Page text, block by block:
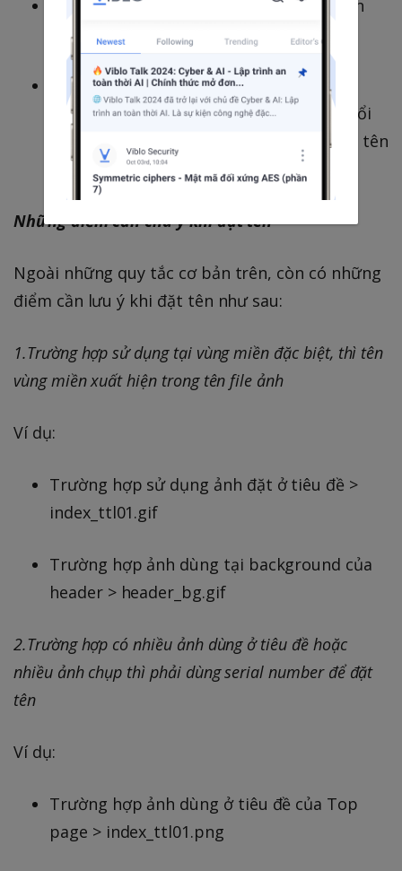
Chỉ cần nhìn tên file ảnh là biết được ảnh
được dùng ở đâu.
Bằng việc đặt tên ảnh mang ý nghĩa cấu
trúc của ảnh, thì kể cả sau này có thay đổi
ảnh đi chăng nữa thì không cần thay đổi tên
ảnh mà vẫn có thể update được.
Những điểm cần chú ý khi đặt tên
Ngoài những quy tắc cơ bản trên, còn có những
điểm cần lưu ý khi đặt tên như sau:
1.Trường hợp sử dụng tại vùng miền đặc biệt, thì tên
vùng miền xuất hiện trong tên file ảnh
Ví dụ:
Trường hợp sử dụng ảnh đặt ở tiêu đề >
index_ttl01.gif
Trường hợp ảnh dùng tại background của
header > header_bg.gif
2.Trường hợp có nhiều ảnh dùng ở tiêu đề hoặc
nhiều ảnh chụp thì phải dùng serial number để đặt
tên
Ví dụ:
Trường hợp ảnh dùng ở tiêu đề của Top
page > index_ttl01.png